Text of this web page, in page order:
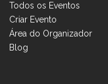
Todos os Eventos
Criar Evento
Área do Organizador
Blog